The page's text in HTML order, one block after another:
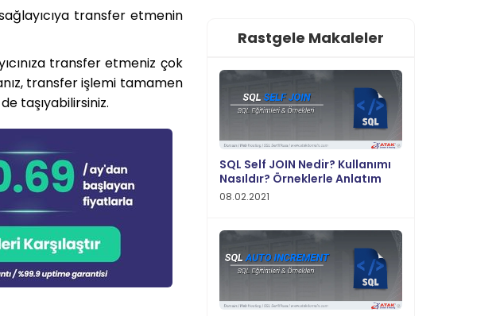
transfer etmenin
transfer etmeniz çok
transfer işlemi tamamen
taşıyabilirsiniz.
Rastgele Makaleler
SQL Self JOIN Nedir? Kullanımı
Nasıldır? Örneklerle Anlatım
08.02.2021